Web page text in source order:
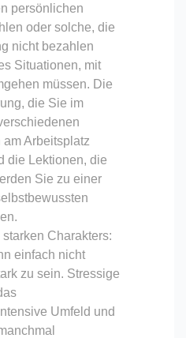
persönlichen
oder solche, die
nicht bezahlen
Situationen, mit
müssen. Die
die Sie im
am Arbeitsplatz
die Lektionen, die
Sie zu einer
Charakters:
einfach nicht
zu sein. Stressige
Umfeld und